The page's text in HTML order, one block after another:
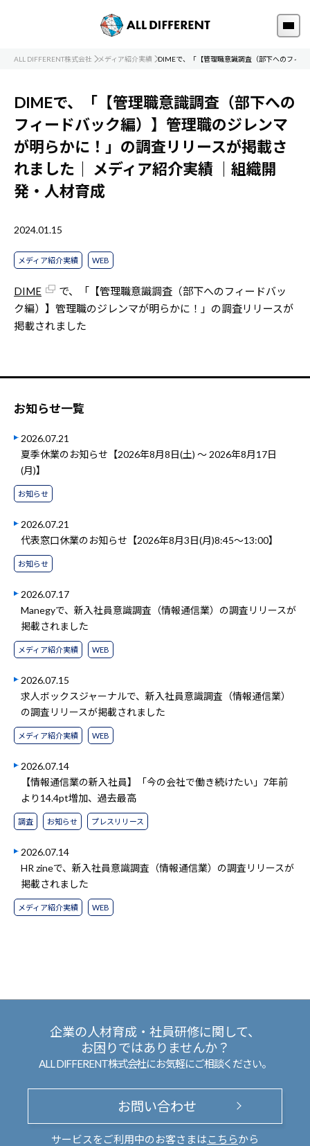
ALL DIFFERENT株式会社 メディア紹介実績 DIMEで、「【管理職意識調査（部下へのフィ
DIMEで、「【管理職意識調査（部下への
フィードバック編）】管理職のジレンマ
が明らかに！」の調査リリースが掲載さ
れました｜ メディア紹介実績
｜組織開
発・人材育成
2024.01.15
メディア紹介実績 WEB
DIME
で、「【管理職意識調査（部下へのフィードバッ
ク編）】管理職のジレンマが明らかに！」の調査リリースが
掲載されました
お知らせ一覧
2026.07.21
夏季休業のお知らせ【2026年8月8日(土) ～ 2026年8月17日
(月)】
お知らせ
2026.07.21
代表窓口休業のお知らせ【2026年8月3日(月)8:45～13:00】
お知らせ
2026.07.17
Manegyで、新入社員意識調査（情報通信業）の調査リリースが
掲載されました
メディア紹介実績 WEB
2026.07.15
求人ボックスジャーナルで、新入社員意識調査（情報通信業）
の調査リリースが掲載されました
メディア紹介実績 WEB
2026.07.14
【情報通信業の新入社員】「今の会社で働き続けたい」7年前
より14.4pt増加、過去最高
調査 お知らせ プレスリリース
2026.07.14
HR zineで、新入社員意識調査（情報通信業）の調査リリースが
掲載されました
メディア紹介実績 WEB
企業の人材育成・社員研修に関して、
お困りではありませんか？
ALL DIFFERENT株式会社にお気軽にご相談ください。
お問い合わせ
サービスをご利用中のお客さまは こちらから